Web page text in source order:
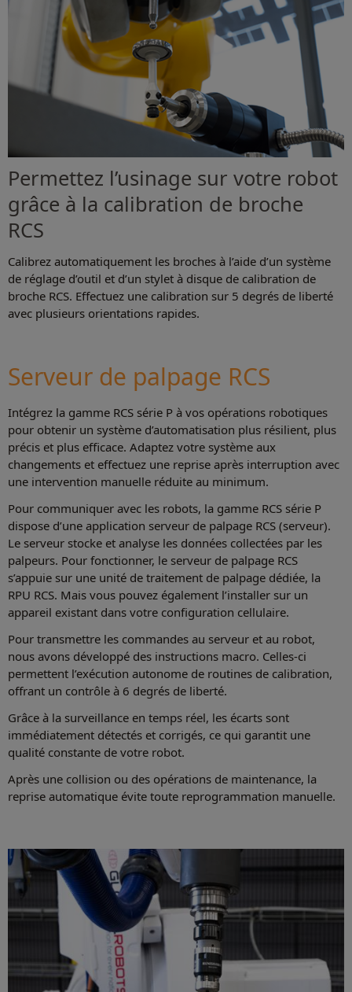
Permettez l’usinage sur votre robot
grâce à la calibration de broche
RCS
Calibrez automatiquement les broches à l’aide d’un système
de réglage d’outil et d’un stylet à disque de calibration de
broche RCS. Effectuez une calibration sur 5 degrés de liberté
avec plusieurs orientations rapides.
Serveur de palpage RCS
Intégrez la gamme RCS série P à vos opérations robotiques
pour obtenir un système d’automatisation plus résilient, plus
précis et plus efficace. Adaptez votre système aux
changements et effectuez une reprise après interruption avec
une intervention manuelle réduite au minimum.
Pour communiquer avec les robots, la gamme RCS série P
dispose d’une application serveur de palpage RCS (serveur).
Le serveur stocke et analyse les données collectées par les
palpeurs. Pour fonctionner, le serveur de palpage RCS
s’appuie sur une unité de traitement de palpage dédiée, la
RPU RCS. Mais vous pouvez également l’installer sur un
appareil existant dans votre configuration cellulaire.
Pour transmettre les commandes au serveur et au robot,
nous avons développé des instructions macro. Celles-ci
permettent l’exécution autonome de routines de calibration,
offrant un contrôle à 6 degrés de liberté.
Grâce à la surveillance en temps réel, les écarts sont
immédiatement détectés et corrigés, ce qui garantit une
qualité constante de votre robot.
Après une collision ou des opérations de maintenance, la
reprise automatique évite toute reprogrammation manuelle.